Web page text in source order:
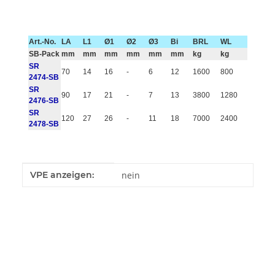
Art.-No. LA L1 Ø1 Ø2 Ø3 Bi BRL
WL
SB-Pack mm mm mm mm mm mm kg
kg
SR
2474-SB
70 14 16 - 6 12 1600 800
SR
2476-SB
90 17 21 - 7 13 3800 1280
SR
2478-SB
120 27 26 - 11 18 7000 2400
Produkteigenschaft
Wert
VPE anzeigen: nein